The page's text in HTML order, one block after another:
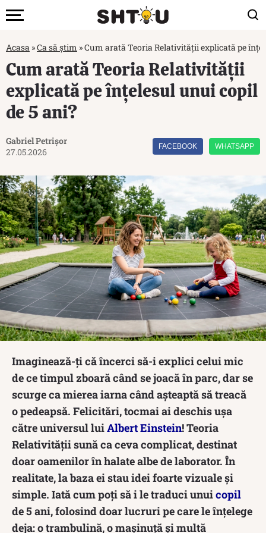
Acasa »Ca să știm »Cum arată Teoria Relativității explicată pe
Cum arată Teoria Relativității
explicată pe înțelesul unui copil
de 5 ani?
Gabriel Petrișor
27.05.2026
FACEBOOK WHATSAPP
Imaginează-ți că încerci să-i explici celui mic
de ce timpul zboară când se joacă în parc, dar se
scurge ca mierea iarna când așteaptă să treacă
o pedeapsă. Felicitări, tocmai ai deschis ușa
către universul luiAlbert Einstein! Teoria
Relativității sună ca ceva complicat, destinat
doar oamenilor în halate albe de laborator. În
realitate, la baza ei stau idei foarte vizuale și
simple. Iată cum poți să i le traduci unuicopil
de 5 ani, folosind doar lucruri pe care le înțelege
deja: o trambulină, o mașinuță și multă